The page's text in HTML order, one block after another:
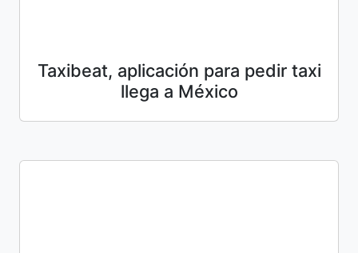
Taxibeat, aplicación para pedir taxi
llega a México